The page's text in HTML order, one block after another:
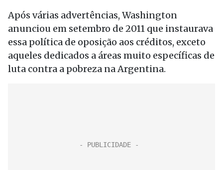
Após várias advertências, Washington
anunciou em setembro de 2011 que instaurava
essa política de oposição aos créditos, exceto
aqueles dedicados a áreas muito específicas de
luta contra a pobreza na Argentina.